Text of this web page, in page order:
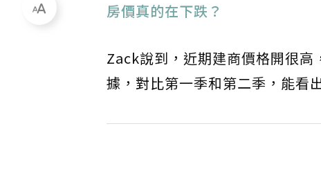
房價真的在下跌？
Zack說到，近期建商價格開很
據，對比第一季和第二季，能看